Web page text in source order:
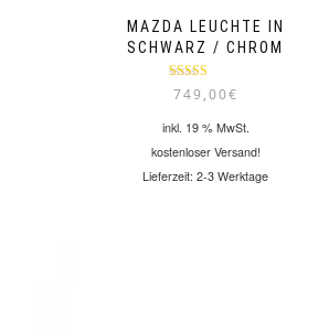
MAZDA LEUCHTE IN
SCHWARZ / CHROM
Bewertet mit
5.00 von 5
749,00€
inkl. 19 % MwSt.
kostenloser Versand!
Lieferzeit: 2-3 Werktage